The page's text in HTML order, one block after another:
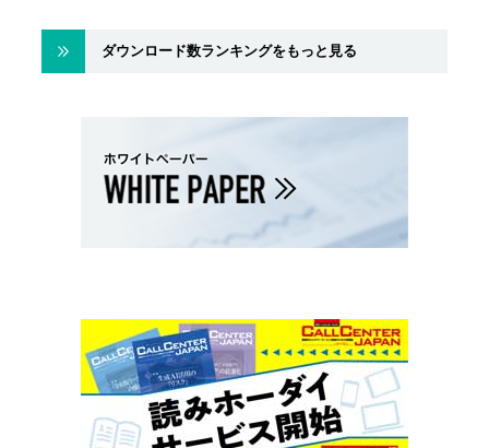
ダウンロード数ランキングをもっと見る